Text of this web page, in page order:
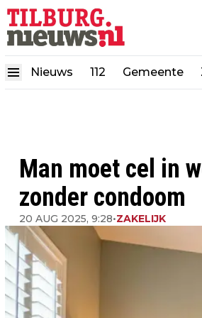
Nieuws 112 Gemeente
Man moet cel in
zonder condoom
20 AUG 2025, 9:28•ZAKELIJK